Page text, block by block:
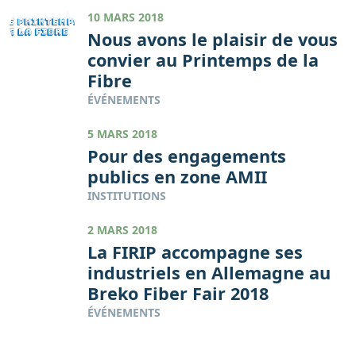
10 MARS 2018
Nous avons le plaisir de vous
convier au Printemps de la
Fibre
ÉVÉNEMENTS
5 MARS 2018
Pour des engagements
publics en zone AMII
INSTITUTIONS
2 MARS 2018
La FIRIP accompagne ses
industriels en Allemagne au
Breko Fiber Fair 2018
ÉVÉNEMENTS